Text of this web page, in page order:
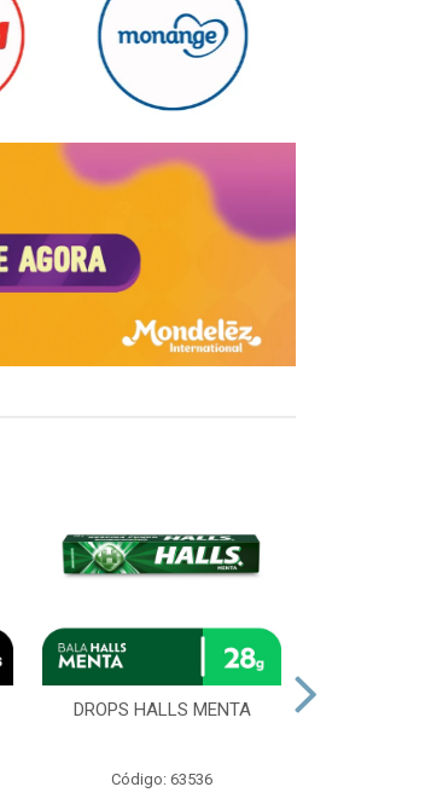
DROPS HALLS MENTA
Código: 63536